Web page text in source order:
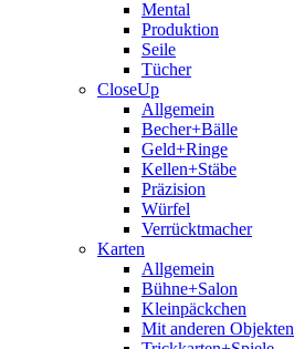
Mental
Produktion
Seile
Tücher
CloseUp
Allgemein
Becher+Bälle
Geld+Ringe
Kellen+Stäbe
Präzision
Würfel
Verrücktmacher
Karten
Allgemein
Bühne+Salon
Kleinpäckchen
Mit anderen Objekten